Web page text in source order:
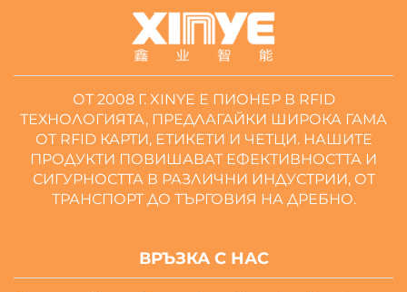
ОТ 2008 Г. XINYE Е ПИОНЕР В RFID
ТЕХНОЛОГИЯТА, ПРЕДЛАГАЙКИ ШИРОКА ГАМА
ОТ RFID КАРТИ, ЕТИКЕТИ И ЧЕТЦИ. НАШИТЕ
ПРОДУКТИ ПОВИШАВАТ ЕФЕКТИВНОСТТА И
СИГУРНОСТТА В РАЗЛИЧНИ ИНДУСТРИИ, ОТ
ТРАНСПОРТ ДО ТЪРГОВИЯ НА ДРЕБНО.
ВРЪЗКА С НАС